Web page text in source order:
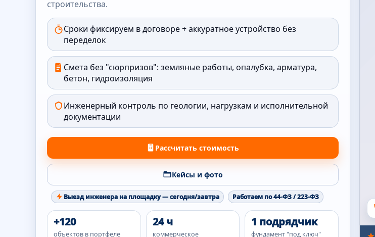
строительства.
Сроки фиксируем в договоре + аккуратное устройство без
переделок
Смета без "сюрпризов": земляные работы, опалубка, арматура,
бетон, гидроизоляция
Инженерный контроль по геологии, нагрузкам и исполнительной
документации
Рассчитать стоимость
Кейсы и фото
Выезд инженера на площадку — сегодня/завтра Работаем по 44-ФЗ / 223-ФЗ
+120
объектов в портфеле
24 ч
коммерческое
1 подрядчик
фундамент "под ключ"